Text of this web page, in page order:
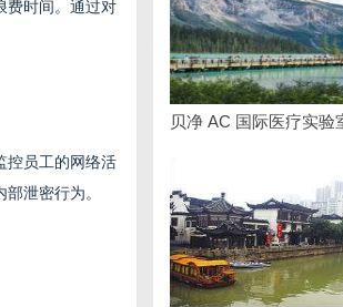
费时间。通过对
控员工的网络活
泄密行为。